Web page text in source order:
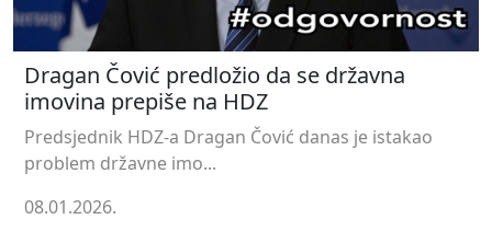
Dragan Čović predložio da se državna
imovina prepiše na HDZ
Predsjednik HDZ-a Dragan Čović danas je istakao
problem državne imo...
08.01.2026.